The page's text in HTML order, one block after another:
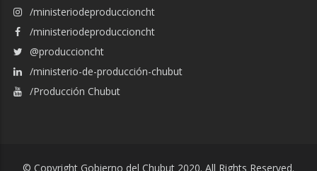
/ministeriodeproduccioncht
/ministeriodeproduccioncht
@produccioncht
/ministerio-de-producción-chubut
/Producción Chubut
© Copyright Gobierno del Chubut 2020. All Rights Reserved.